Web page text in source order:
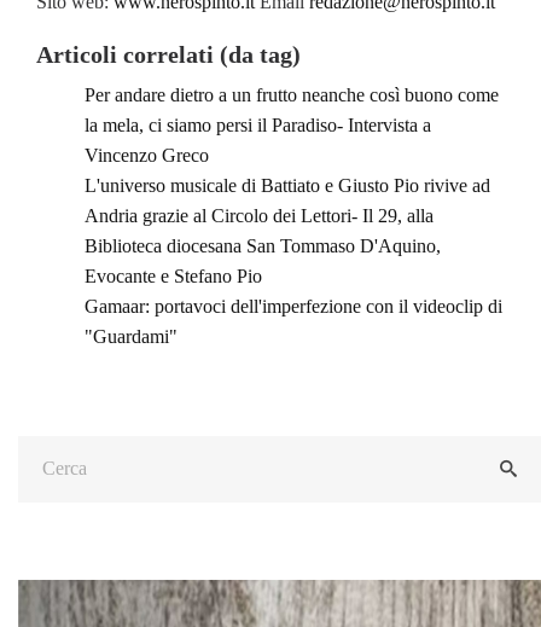
Articoli correlati (da tag)
Per andare dietro a un frutto neanche così buono come
la mela, ci siamo persi il Paradiso- Intervista a
Vincenzo Greco
L'universo musicale di Battiato e Giusto Pio rivive ad
Andria grazie al Circolo dei Lettori- Il 29, alla
Biblioteca diocesana San Tommaso D'Aquino,
Evocante e Stefano Pio
Gamaar: portavoci dell'imperfezione con il videoclip di
"Guardami"